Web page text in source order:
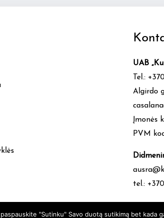
UAB
Tel.:
Algirdo
Įmonės
PVM
tel.:
"Sutinku" Savo duotą sutikimą bet kada